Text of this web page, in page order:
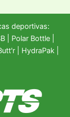
deportivas:
| Polar Bottle|
HydraPak